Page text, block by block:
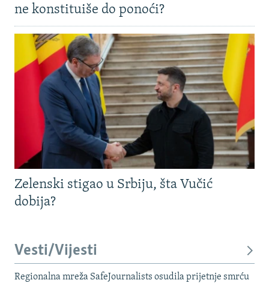
ne konstituiše do ponoći?
Zelenski stigao u Srbiju, šta Vučić
dobija?
Vesti/Vijesti
Regionalna mreža SafeJournalists osudila prijetnje smrću